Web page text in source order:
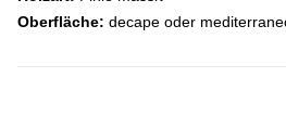
Oberfläche: decape oder